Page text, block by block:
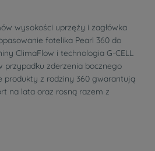
wysokości uprzęży i zagłówka
fotelika Pearl 360 do
ClimaFlow i technologia G-CELL
przypadku zderzenia bocznego
produkty z rodziny 360 gwarantują
na lata oraz rosną razem z